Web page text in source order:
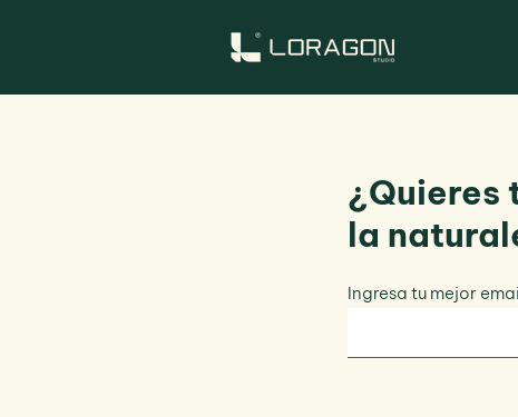
¿Quieres
la
Ingresa tu mejor